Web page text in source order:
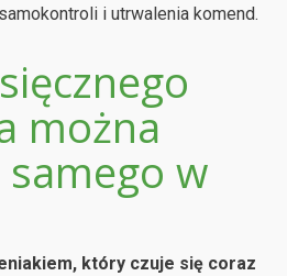
i utrwalenia komend.
można
w
który czuje się coraz